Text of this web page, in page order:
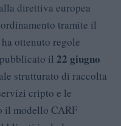
direttiva europea
tramite il
ottenuto regole
il 22 giugno
strutturato di raccolta
cripto e le
il modello CARF